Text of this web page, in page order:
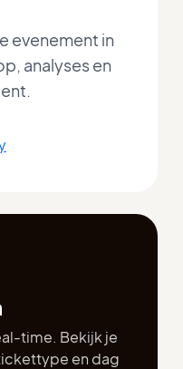
evenement in
analyses en
time. Bekijk je
en dag